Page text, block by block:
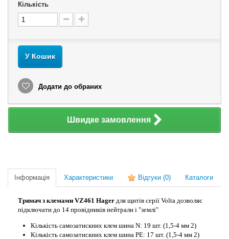
Кількість
У Кошик
Додати до обраних
Швидке замовлення
Інформація Характеристики Відгуки (0) Каталоги
Тримач з клемами VZ461 Hager для щитів серії Volta дозволяє
підключати до 14 провідників нейтрали і "землі"
Кількість самозатискних клем шина N: 19 шт. (1,5-4 мм 2)
Кількість самозатискних клем шина РЕ: 17 шт. (1,5-4 мм 2)